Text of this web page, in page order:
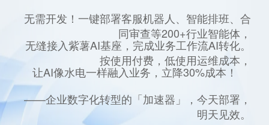
无需开发！一键部署客服机器人、智能排班、合
同审查等200+行业智能体，
无缝接入紫薯AI基座，完成业务工作流AI转化。
按使用付费，低使用运维成本，
让AI像水电一样融入业务，立降30%成本！
——企业数字化转型的「加速器」，今天部署，
明天见效。